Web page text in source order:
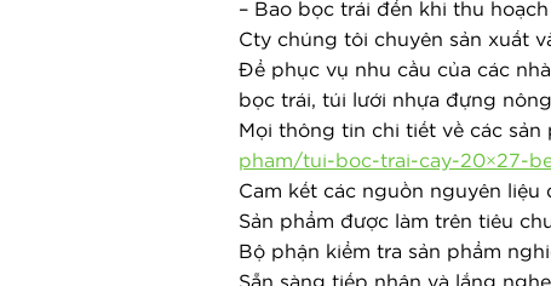
– Bao bọc trái đến khi thu
Cty chúng tôi chuyên sản xuất
Để phục vụ nhu cầu của các
bọc trái, túi lưới nhựa đựng
Mọi thông tin chi tiết về các sản
pham/tui-boc-trai-cay-20×27-
Cam kết các nguồn nguyên
Sản phẩm được làm trên tiêu
Bộ phận kiểm tra sản phẩm